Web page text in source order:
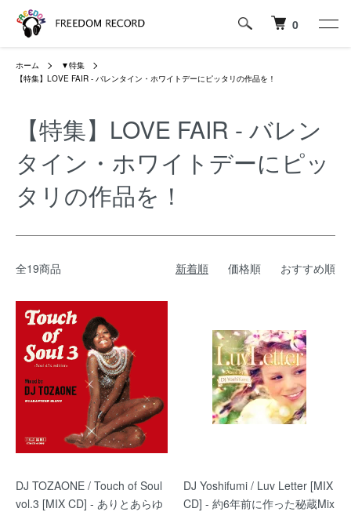
0
ホーム
▼特集
【特集】LOVE FAIR - バレンタイン・ホワイトデーにピッタリの作品を！
【特集】LOVE FAIR - バレン
タイン・ホワイトデーにピッ
タリの作品を！
全19商品 新着順 価格順 おすすめ順
DJ TOZAONE / Touch of Soul
vol.3 [MIX CD] - ありとあらゆ
DJ Yoshifumi / Luv Letter [MIX
CD] - 約6年前に作った秘蔵Mix